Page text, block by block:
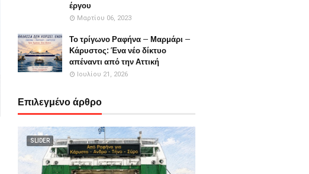
έργου
Μαρτίου 06, 2023
Το τρίγωνο Ραφήνα – Μαρμάρι –
Κάρυστος: Ένα νέο δίκτυο
απέναντι από την Αττική
Ιουλίου 21, 2026
Επιλεγμένο άρθρο
SLIDER